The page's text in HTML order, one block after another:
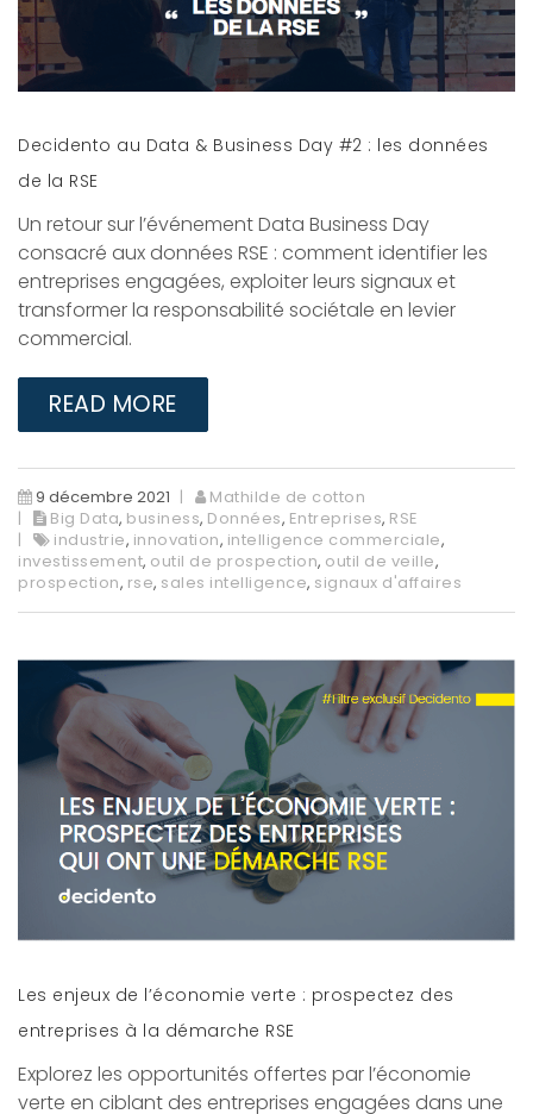
Decidento au Data & Business Day #2 : les données
de la RSE
Un retour sur l’événement Data Business Day
consacré aux données RSE : comment identifier les
entreprises engagées, exploiter leurs signaux et
transformer la responsabilité sociétale en levier
commercial.
READ MORE
9 décembre 2021
Mathilde de cotton
Big Data, business, Données, Entreprises, RSE
industrie, innovation, intelligence commerciale,
investissement, outil de prospection, outil de veille,
prospection, rse, sales intelligence, signaux d'affaires
Les enjeux de l’économie verte : prospectez des
entreprises à la démarche RSE
Explorez les opportunités offertes par l’économie
verte en ciblant des entreprises engagées dans une